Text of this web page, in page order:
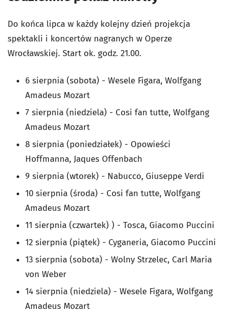
Do końca lipca w każdy kolejny dzień projekcja
spektakli i koncertów nagranych w Operze
Wrocławskiej. Start ok. godz. 21.00.
6 sierpnia (sobota) - Wesele Figara, Wolfgang
Amadeus Mozart
7 sierpnia (niedziela) - Cosi fan tutte, Wolfgang
Amadeus Mozart
8 sierpnia (poniedziałek) - Opowieści
Hoffmanna, Jaques Offenbach
9 sierpnia (wtorek) - Nabucco, Giuseppe Verdi
10 sierpnia (środa) - Cosi fan tutte, Wolfgang
Amadeus Mozart
11 sierpnia (czwartek) ) - Tosca, Giacomo Puccini
12 sierpnia (piątek) - Cyganeria, Giacomo Puccini
13 sierpnia (sobota) - Wolny Strzelec, Carl Maria
von Weber
14 sierpnia (niedziela) - Wesele Figara, Wolfgang
Amadeus Mozart